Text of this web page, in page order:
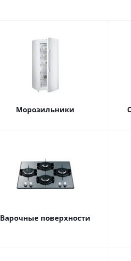
Морозильники
Варочные поверхности